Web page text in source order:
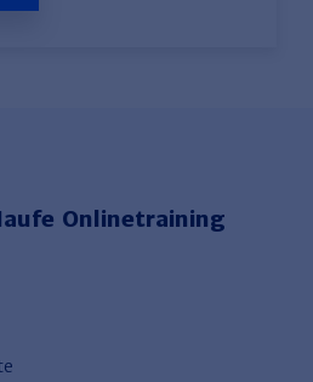
Onlinetraining